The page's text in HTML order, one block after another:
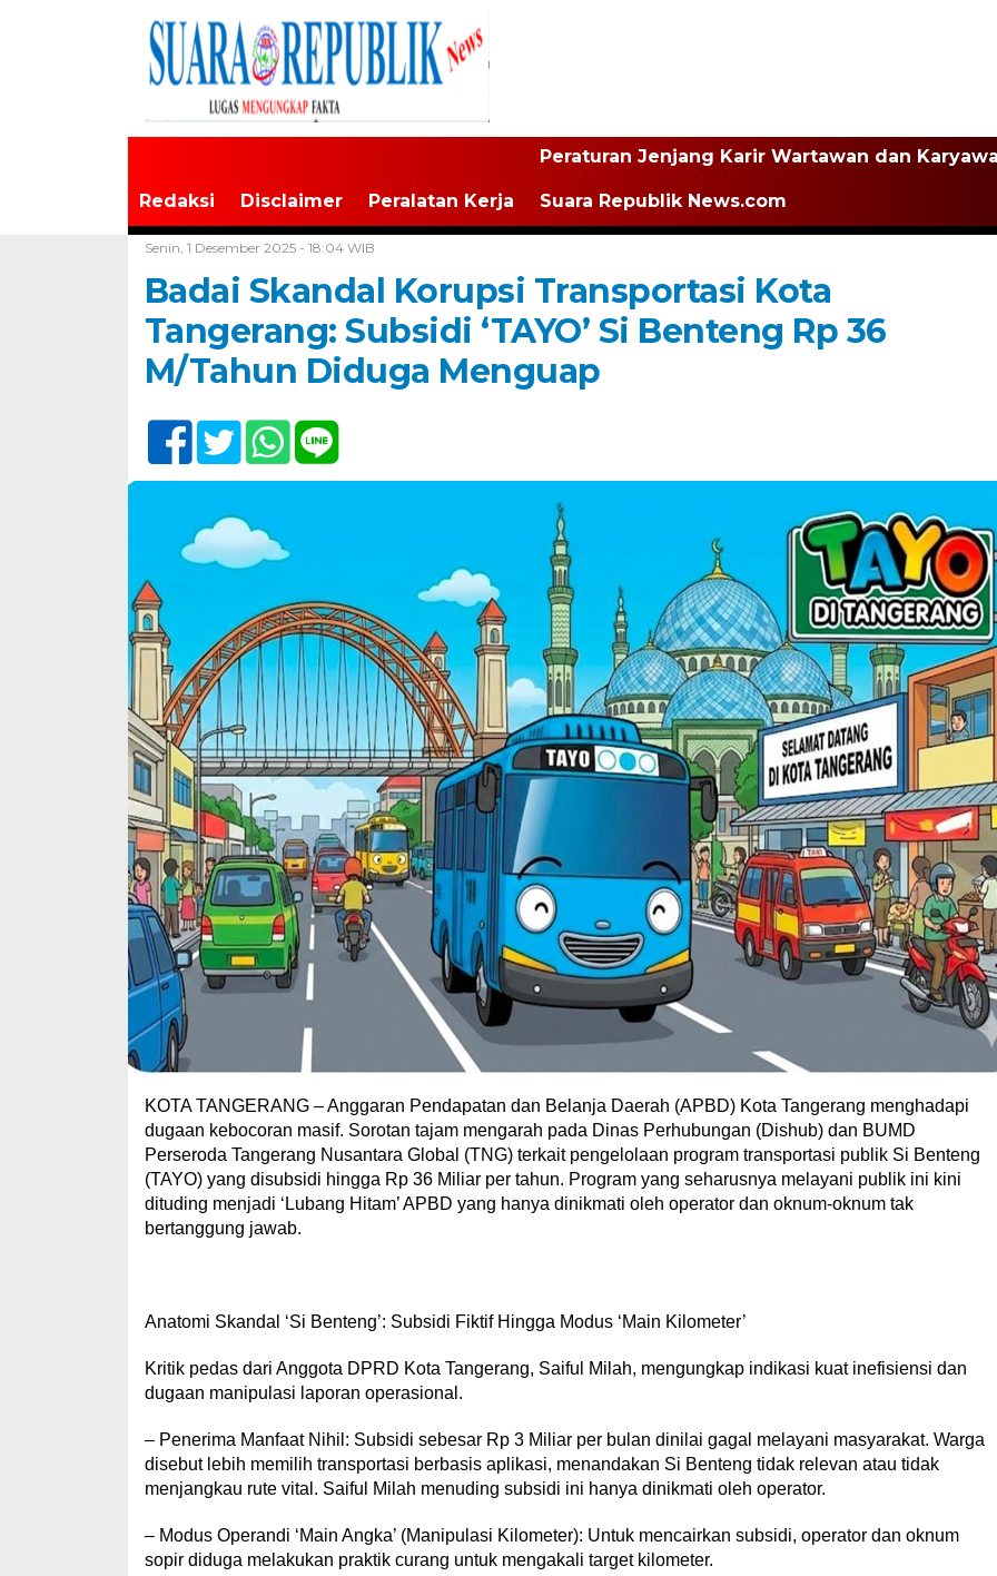
Redaksi Disclaimer Peralatan Kerja
Peraturan Jenjang Karir Wartawan dan
Suara Republik News.com
Senin, 1 Desember 2025 - 18:04 WIB
Badai Skandal Korupsi Transportasi Kota
Tangerang: Subsidi ‘TAYO’ Si Benteng Rp 36
M/Tahun Diduga Menguap
KOTA TANGERANG – Anggaran Pendapatan dan Belanja Daerah (APBD) Kota Tangerang menghadapi
dugaan kebocoran masif. Sorotan tajam mengarah pada Dinas Perhubungan (Dishub) dan BUMD
Perseroda Tangerang Nusantara Global (TNG) terkait pengelolaan program transportasi publik Si Benteng
(TAYO) yang disubsidi hingga Rp 36 Miliar per tahun. Program yang seharusnya melayani publik ini kini
dituding menjadi ‘Lubang Hitam’ APBD yang hanya dinikmati oleh operator dan oknum-oknum tak
bertanggung jawab.
Anatomi Skandal ‘Si Benteng’: Subsidi Fiktif Hingga Modus ‘Main Kilometer’
Kritik pedas dari Anggota DPRD Kota Tangerang, Saiful Milah, mengungkap indikasi kuat inefisiensi dan
dugaan manipulasi laporan operasional.
– Penerima Manfaat Nihil: Subsidi sebesar Rp 3 Miliar per bulan dinilai gagal melayani masyarakat. Warga
disebut lebih memilih transportasi berbasis aplikasi, menandakan Si Benteng tidak relevan atau tidak
menjangkau rute vital. Saiful Milah menuding subsidi ini hanya dinikmati oleh operator.
– Modus Operandi ‘Main Angka’ (Manipulasi Kilometer): Untuk mencairkan subsidi, operator dan oknum
sopir diduga melakukan praktik curang untuk mengakali target kilometer.